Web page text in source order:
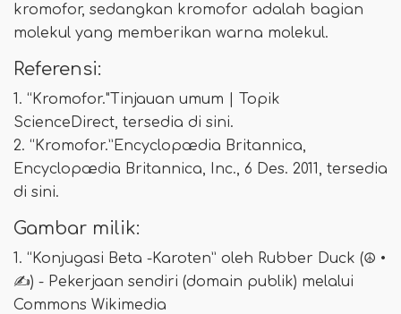
kromofor, sedangkan kromofor adalah bagian
molekul yang memberikan warna molekul.
Referensi:
1. “Kromofor."Tinjauan umum | Topik
ScienceDirect, tersedia di sini.
2. “Kromofor.”Encyclopædia Britannica,
Encyclopædia Britannica, Inc., 6 Des. 2011, tersedia
di sini.
Gambar milik:
1. “Konjugasi Beta -Karoten” oleh Rubber Duck (☮ •
✍) - Pekerjaan sendiri (domain publik) melalui
Commons Wikimedia